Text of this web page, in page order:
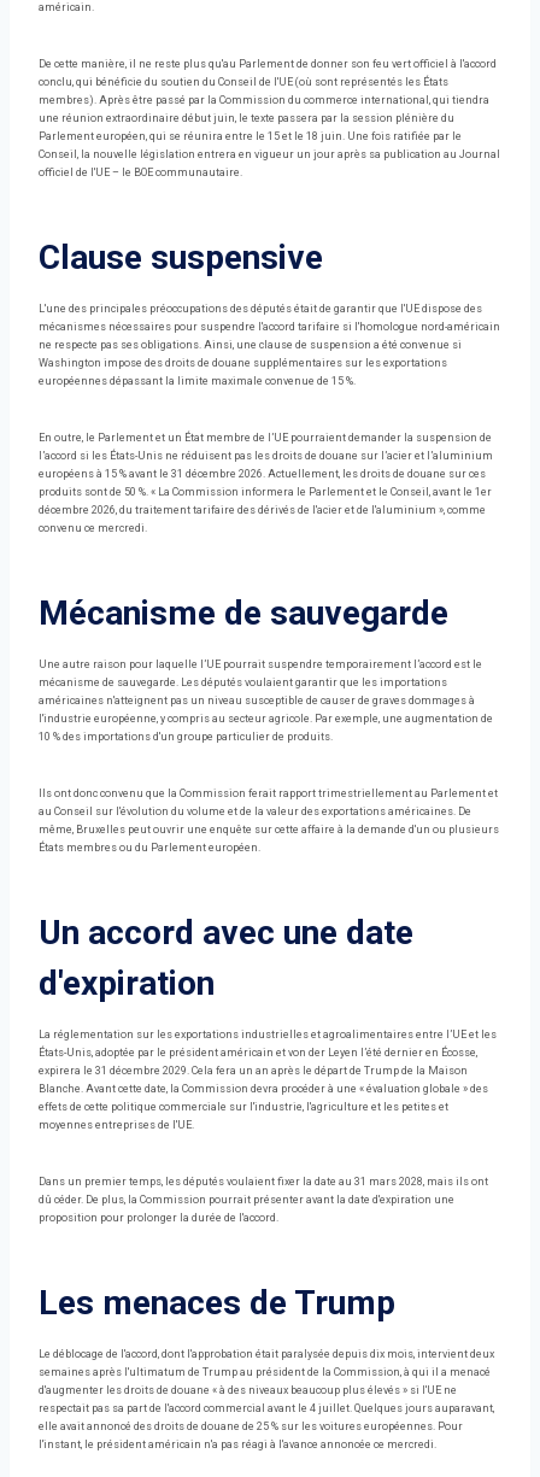
américain.
De cette manière, il ne reste plus qu'au Parlement de donner son feu vert officiel à l'accord
conclu, qui bénéficie du soutien du Conseil de l'UE (où sont représentés les États
membres). Après être passé par la Commission du commerce international, qui tiendra
une réunion extraordinaire début juin, le texte passera par la session plénière du
Parlement européen, qui se réunira entre le 15 et le 18 juin. Une fois ratifiée par le
Conseil, la nouvelle législation entrera en vigueur un jour après sa publication au Journal
officiel de l'UE – le BOE communautaire.
Clause suspensive
L'une des principales préoccupations des députés était de garantir que l'UE dispose des
mécanismes nécessaires pour suspendre l'accord tarifaire si l'homologue nord-américain
ne respecte pas ses obligations. Ainsi, une clause de suspension a été convenue si
Washington impose des droits de douane supplémentaires sur les exportations
européennes dépassant la limite maximale convenue de 15 %.
En outre, le Parlement et un État membre de l’UE pourraient demander la suspension de
l’accord si les États-Unis ne réduisent pas les droits de douane sur l’acier et l’aluminium
européens à 15 % avant le 31 décembre 2026. Actuellement, les droits de douane sur ces
produits sont de 50 %. « La Commission informera le Parlement et le Conseil, avant le 1er
décembre 2026, du traitement tarifaire des dérivés de l'acier et de l'aluminium », comme
convenu ce mercredi.
Mécanisme de sauvegarde
Une autre raison pour laquelle l’UE pourrait suspendre temporairement l’accord est le
mécanisme de sauvegarde. Les députés voulaient garantir que les importations
américaines n'atteignent pas un niveau susceptible de causer de graves dommages à
l'industrie européenne, y compris au secteur agricole. Par exemple, une augmentation de
10 % des importations d'un groupe particulier de produits.
Ils ont donc convenu que la Commission ferait rapport trimestriellement au Parlement et
au Conseil sur l'évolution du volume et de la valeur des exportations américaines. De
même, Bruxelles peut ouvrir une enquête sur cette affaire à la demande d'un ou plusieurs
États membres ou du Parlement européen.
Un accord avec une date
d'expiration
La réglementation sur les exportations industrielles et agroalimentaires entre l’UE et les
États-Unis, adoptée par le président américain et von der Leyen l’été dernier en Écosse,
expirera le 31 décembre 2029. Cela fera un an après le départ de Trump de la Maison
Blanche. Avant cette date, la Commission devra procéder à une « évaluation globale » des
effets de cette politique commerciale sur l'industrie, l'agriculture et les petites et
moyennes entreprises de l'UE.
Dans un premier temps, les députés voulaient fixer la date au 31 mars 2028, mais ils ont
dû céder. De plus, la Commission pourrait présenter avant la date d'expiration une
proposition pour prolonger la durée de l'accord.
Les menaces de Trump
Le déblocage de l'accord, dont l'approbation était paralysée depuis dix mois, intervient deux
semaines après l'ultimatum de Trump au président de la Commission, à qui il a menacé
d'augmenter les droits de douane « à des niveaux beaucoup plus élevés » si l'UE ne
respectait pas sa part de l'accord commercial avant le 4 juillet. Quelques jours auparavant,
elle avait annoncé des droits de douane de 25 % sur les voitures européennes. Pour
l'instant, le président américain n'a pas réagi à l'avance annoncée ce mercredi.